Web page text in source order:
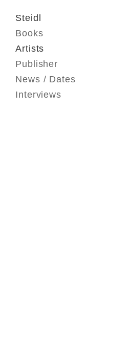
Steidl
Books
Artists
Publisher
News / Dates
Interviews